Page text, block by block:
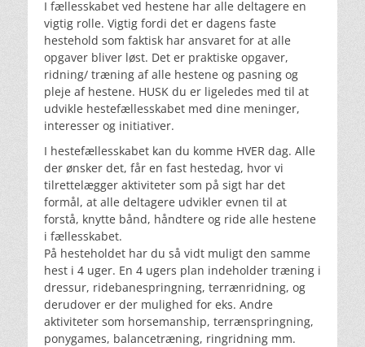
I fællesskabet ved hestene har alle deltagere en
vigtig rolle. Vigtig fordi det er dagens faste
hestehold som faktisk har ansvaret for at alle
opgaver bliver løst. Det er praktiske opgaver,
ridning/ træning af alle hestene og pasning og
pleje af hestene. HUSK du er ligeledes med til at
udvikle hestefællesskabet med dine meninger,
interesser og initiativer.
I hestefællesskabet kan du komme HVER dag. Alle
der ønsker det, får en fast hestedag, hvor vi
tilrettelægger aktiviteter som på sigt har det
formål, at alle deltagere udvikler evnen til at
forstå, knytte bånd, håndtere og ride alle hestene
i fællesskabet.
På hesteholdet har du så vidt muligt den samme
hest i 4 uger. En 4 ugers plan indeholder træning i
dressur, ridebanespringning, terrænridning, og
derudover er der mulighed for eks. Andre
aktiviteter som horsemanship, terrænspringning,
ponygames, balancetræning, ringridning mm.